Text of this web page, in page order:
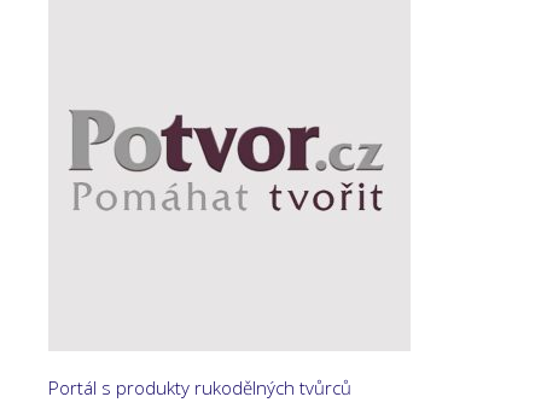
Portál s produkty rukodělných tvůrců